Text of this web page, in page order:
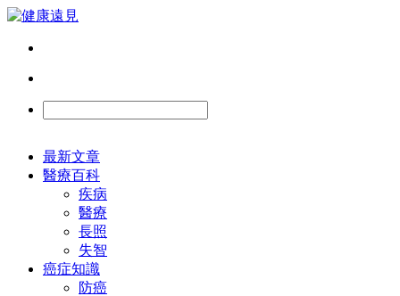
最新文章
醫療百科
疾病
醫療
長照
失智
癌症知識
防癌